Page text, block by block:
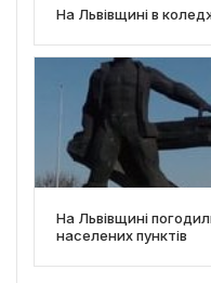
На Львівщині в
На Львівщині
населених пунктів